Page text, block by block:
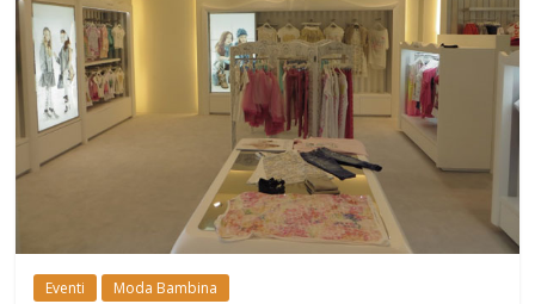
Eventi Moda Bambina